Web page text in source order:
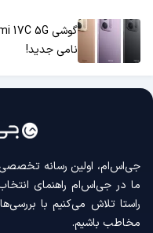
نامی جدید!
جی‌اس‌ام، اولین رسانه‌
ما در جی‌اس‌ام راهنمای
راستا تلاش می‌کنیم با
مخاطب باشیم.